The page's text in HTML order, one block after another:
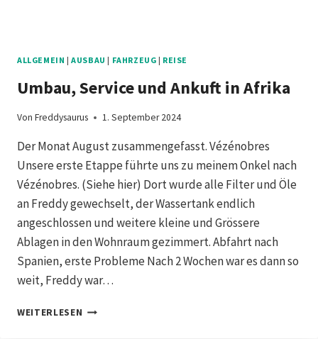
ALLGEMEIN |AUSBAU | FAHRZEUG | REISE
Umbau, Service und Ankuft in Afrika
Von Freddysaurus 1. September 2024
Der Monat August zusammengefasst. Vézénobres
Unsere erste Etappe führte uns zu meinem Onkel nach
Vézénobres. (Siehe hier) Dort wurde alle Filter und Öle
an Freddy gewechselt, der Wassertank endlich
angeschlossen und weitere kleine und Grössere
Ablagen in den Wohnraum gezimmert. Abfahrt nach
Spanien, erste Probleme Nach 2 Wochen war es dann so
weit, Freddy war…
WEITERLESEN UMBAU,